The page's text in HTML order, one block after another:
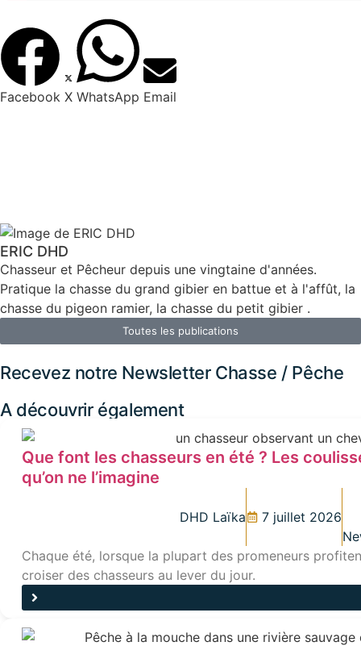
Facebook X WhatsApp Email
ERIC DHD
Chasseur et Pêcheur depuis une vingtaine d'années.
Pratique la chasse du grand gibier en battue et à l'affût, la
chasse du pigeon ramier, la chasse du petit gibier .
Toutes les publications
Recevez notre Newsletter Chasse / Pêche
A découvrir également
Que font les chasseurs en été ? Les
qu’on ne l’imagine
DHD Laïka
7 juillet 2026
Chaque été, lorsque la plupart des promeneurs
croiser des chasseurs au lever du jour.